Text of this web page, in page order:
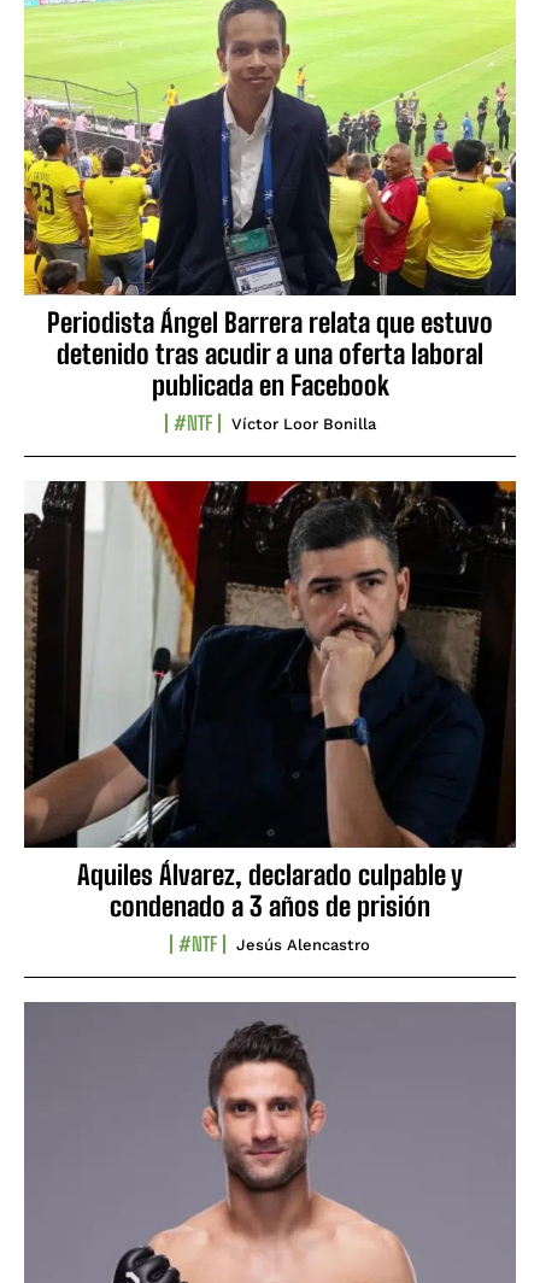
Periodista Ángel Barrera relata que estuvo
detenido tras acudir a una oferta laboral
publicada en Facebook
#NTF Víctor Loor Bonilla
Aquiles Álvarez, declarado culpable y
condenado a 3 años de prisión
#NTF Jesús Alencastro